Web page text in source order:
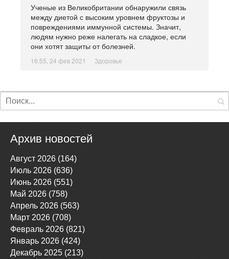
Ученые из Великобритании обнаружили связь
между диетой с высоким уровнем фруктозы и
повреждениями иммунной системы. Значит,
людям нужно реже налегать на сладкое, если
они хотят защиты от болезней.
16:55, 24 фев 2021 Здоровье
Архив новостей
Август 2026 (164)
Июль 2026 (636)
Июнь 2026 (551)
Май 2026 (758)
Апрель 2026 (563)
Март 2026 (708)
Февраль 2026 (821)
Январь 2026 (424)
Декабрь 2025 (213)